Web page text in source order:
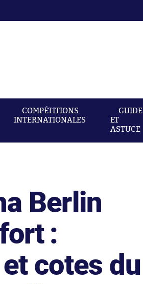
COMPÉTITIONS
INTERNATIONALES
GUIDE
ET
ASTUCE
Berlin
:
cotes du